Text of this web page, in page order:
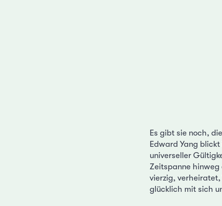
Es gibt sie noch,
Edward Yang
universeller
Zeitspanne hinweg
vierzig,
glücklich mit sich